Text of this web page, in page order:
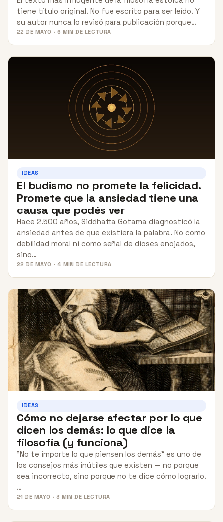
tiene título original. No fue escrito para ser leído. Y
su autor nunca lo revisó para publicación porque…
22 DE MAYO · 6 MIN DE LECTURA
IDEAS
El budismo no promete la felicidad.
Promete que la ansiedad tiene una
causa que podés ver
Hace 2.500 años, Siddhatta Gotama diagnosticó la
ansiedad antes de que existiera la palabra. No como
debilidad moral ni como señal de dioses enojados,
sino…
22 DE MAYO · 4 MIN DE LECTURA
IDEAS
Cómo no dejarse afectar por lo que
dicen los demás: lo que dice la
filosofía (y funciona)
"No te importe lo que piensen los demás" es uno de
los consejos más inútiles que existen — no porque
sea incorrecto, sino porque no te dice cómo lograrlo.
…
21 DE MAYO · 3 MIN DE LECTURA